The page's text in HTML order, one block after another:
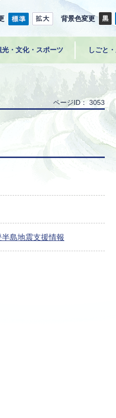
背景色変更
光・文化・スポーツ しごと
ページID： 3053
島地震支援情報